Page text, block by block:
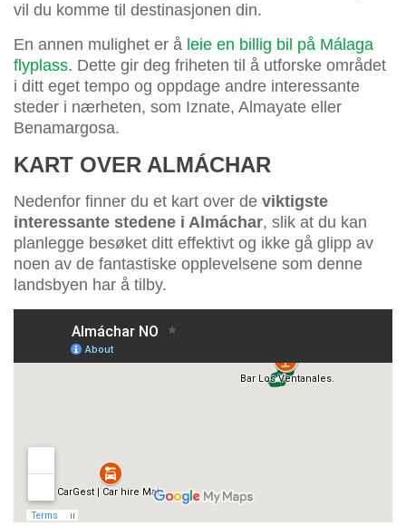
vil du komme til destinasjonen din.
En annen mulighet er å leie en billig bil på Málaga
flyplass. Dette gir deg friheten til å utforske området
i ditt eget tempo og oppdage andre interessante
steder i nærheten, som Iznate, Almayate eller
Benamargosa.
KART OVER ALMÁCHAR
Nedenfor finner du et kart over de viktigste
interessante stedene i Almáchar, slik at du kan
planlegge besøket ditt effektivt og ikke gå glipp av
noen av de fantastiske opplevelsene som denne
landsbyen har å tilby.